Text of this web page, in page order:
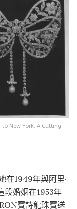
to New York: A Cutting-
在1949年與阿里·
段婚姻在1953年
寶詩龍珠寶送